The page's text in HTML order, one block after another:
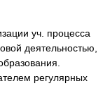
уч. процесса
деятельностью,
регулярных